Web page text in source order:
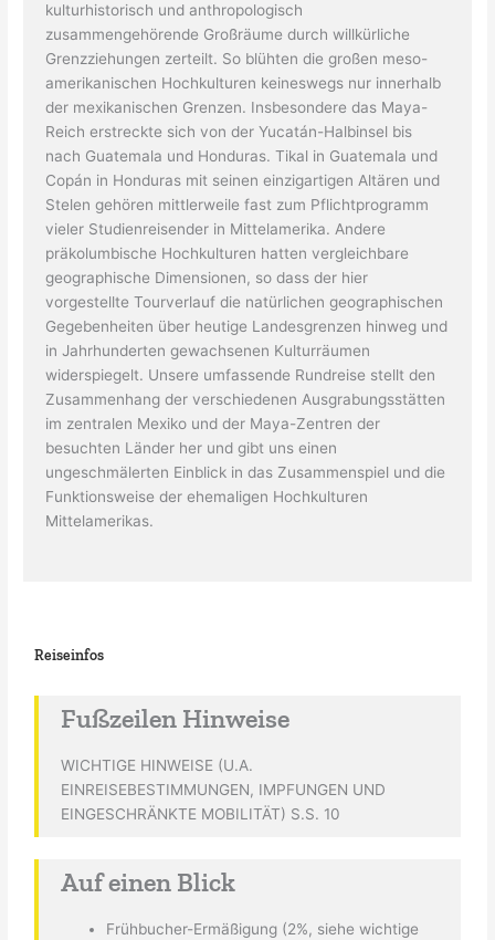
kulturhistorisch und anthropologisch
zusammengehörende Großräume durch willkürliche
Grenzziehungen zerteilt. So blühten die großen meso-
amerikanischen Hochkulturen keineswegs nur innerhalb
der mexikanischen Grenzen. Insbesondere das Maya-
Reich erstreckte sich von der Yucatán-Halbinsel bis
nach Guatemala und Honduras. Tikal in Guatemala und
Copán in Honduras mit seinen einzigartigen Altären und
Stelen gehören mittlerweile fast zum Pflichtprogramm
vieler Studienreisender in Mittelamerika. Andere
präkolumbische Hochkulturen hatten vergleichbare
geographische Dimensionen, so dass der hier
vorgestellte Tourverlauf die natürlichen geographischen
Gegebenheiten über heutige Landesgrenzen hinweg und
in Jahrhunderten gewachsenen Kulturräumen
widerspiegelt. Unsere umfassende Rundreise stellt den
Zusammenhang der verschiedenen Ausgrabungsstätten
im zentralen Mexiko und der Maya-Zentren der
besuchten Länder her und gibt uns einen
ungeschmälerten Einblick in das Zusammenspiel und die
Funktionsweise der ehemaligen Hochkulturen
Mittelamerikas.
Reiseinfos
Fußzeilen Hinweise
WICHTIGE HINWEISE (U.A.
EINREISEBESTIMMUNGEN, IMPFUNGEN UND
EINGESCHRÄNKTE MOBILITÄT) S.S. 10
Auf einen Blick
Frühbucher-Ermäßigung (2%, siehe wichtige